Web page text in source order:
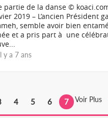
partie de la danse ©
2019 – L’ancien Président
semble avoir bien
et a pris part à une
y a 7 ans
4 5 6 7 Voir Plus